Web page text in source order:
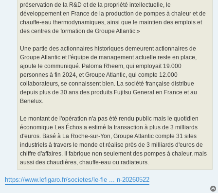
préservation de la R&D et de la propriété intellectuelle, le
développement en France de la production de pompes à chaleur et de
chauffe-eau thermodynamiques, ainsi que le maintien des emplois et
des centres de formation de Groupe Atlantic.»
Une partie des actionnaires historiques demeurent actionnaires de
Groupe Atlantic et l'équipe de management actuelle reste en place,
ajoute le communiqué. Paloma Rheem, qui employait 19.000
personnes à fin 2024, et Groupe Atlantic, qui compte 12.000
collaborateurs, se connaissent bien. La société française distribue
depuis plus de 30 ans des produits Fujitsu General en France et au
Benelux.
Le montant de l'opération n'a pas été rendu public mais le quotidien
économique Les Échos a estimé la transaction à plus de 3 milliards
d'euros. Basé à La Roche-sur-Yon, Groupe Atlantic compte 31 sites
industriels à travers le monde et réalise près de 3 milliards d'euros de
chiffre d'affaires. Il fabrique non seulement des pompes à chaleur, mais
aussi des chaudières, chauffe-eau ou radiateurs.
https://www.lefigaro.fr/societes/le-fle ... n-20260522